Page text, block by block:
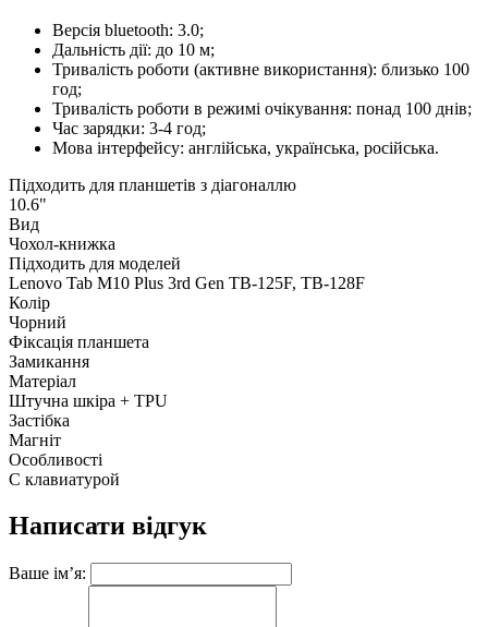
Версія bluetooth: 3.0;
Дальність дії: до 10 м;
Тривалість роботи (активне використання): близько 100
год;
Тривалість роботи в режимі очікування: понад 100 днів;
Час зарядки: 3-4 год;
Мова інтерфейсу: англійська, українська, російська.
Підходить для планшетів з діагоналлю
10.6"
Вид
Чохол-книжка
Підходить для моделей
Lenovo Tab M10 Plus 3rd Gen TB-125F, TB-128F
Колір
Чорний
Фіксація планшета
Замикання
Матеріал
Штучна шкіра + TPU
Застібка
Магніт
Особливості
С клавиатурой
Написати відгук
Ваше ім’я: